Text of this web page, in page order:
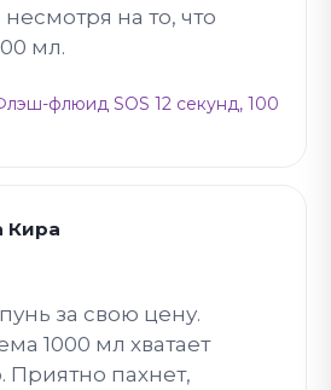
на то, что
мл.
флюид SOS 12 секунд, 100
Кира
за свою цену.
1000 мл хватает
Приятно пахнет,